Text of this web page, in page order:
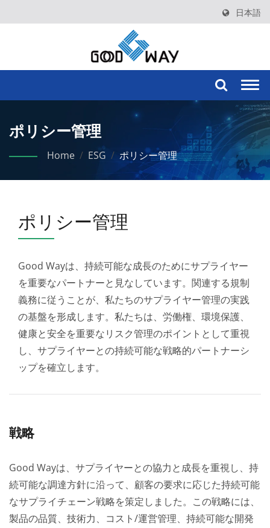
日本語
ポリシー管理
Home / ESG / ポリシー管理
ポリシー管理
Good Wayは、持続可能な成長のためにサプライヤー
を重要なパートナーと見なしています。関連する規制
義務に従うことが、私たちのサプライヤー管理の実践
の基盤を形成します。私たちは、労働権、環境保護、
健康と安全を重要なリスク管理のポイントとして重視
し、サプライヤーとの持続可能な戦略的パートナーシ
ップを確立します。
戦略
Good Wayは、サプライヤーとの協力と成長を重視し、持
続可能な調達方針に沿って、顧客の要求に応じた持続可能
なサプライチェーン戦略を策定しました。この戦略には、
製品の品質、技術力、コスト/運営管理、持続可能な開発